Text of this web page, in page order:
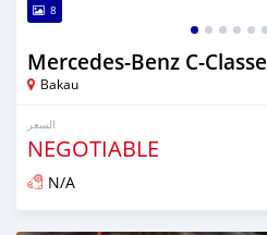
8
Mercedes-Benz C-Classe
Bakau
السعر
NEGOTIABLE
N/A
تم النشر منذ أكثر من سنة مضت